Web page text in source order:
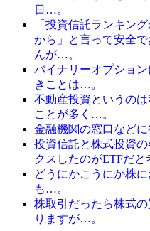
日…。
「投資信託ランキン
から」と言って安全
んが…。
バイナリーオプショ
きことは…。
不動産投資というの
ことが多く…。
金融機関の窓口など
投資信託と株式投資
クスしたのがETFだと
どうにかこうにか株
も…。
株取引だったら株式
りますが…。